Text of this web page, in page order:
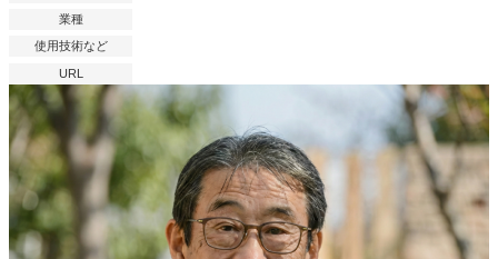
業種
使用技術など
URL